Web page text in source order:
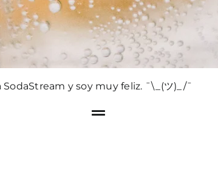
y soy muy feliz. ¯\_(ツ)_/¯